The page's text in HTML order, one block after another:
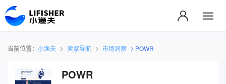
当前位置： 小渔夫 卖家导航 市场洞察 POWR
POWR